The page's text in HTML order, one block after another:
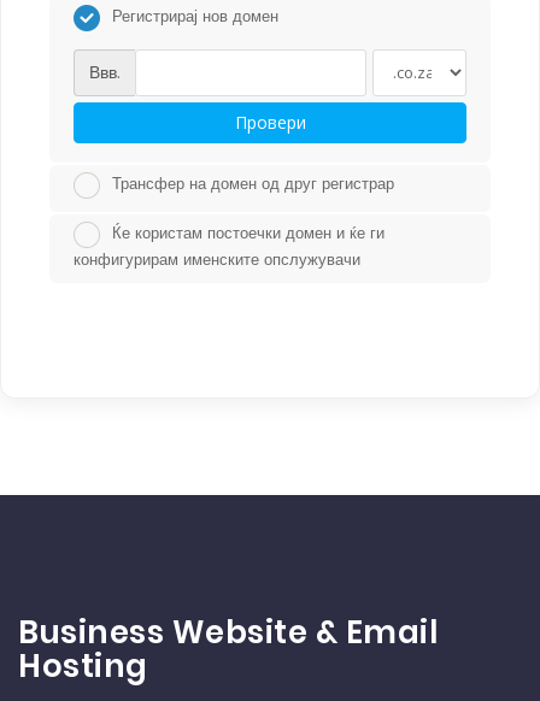
Регистрирај нов домен
Ввв.
Провери
Трансфер на домен од друг регистрар
Ќе користам постоечки домен и ќе ги
конфигурирам именските опслужувачи
Business Website & Email
Hosting